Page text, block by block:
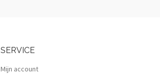
SERVICE
Mijn account